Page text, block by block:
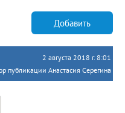
Добавить
2 августа 2018 г. 8:01
публикации Анастасия Серегина